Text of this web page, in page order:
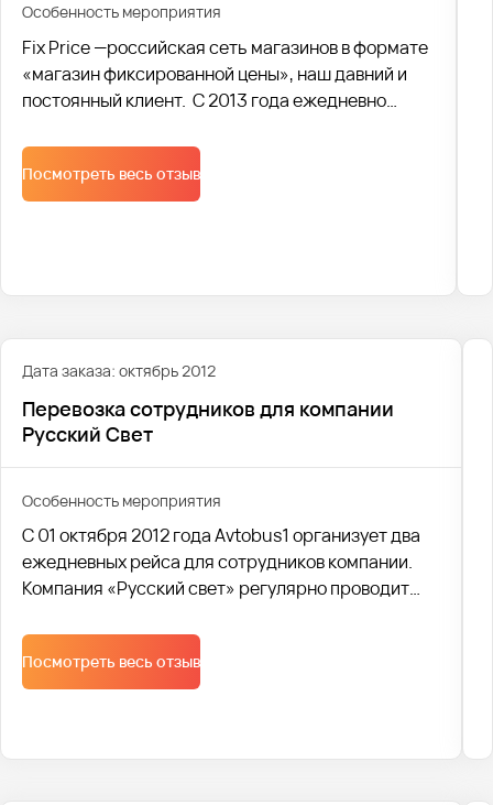
Особенность мероприятия
Fix Price —российская сеть магазинов в формате
«магазин фиксированной цены», наш давний и
постоянный клиент. С 2013 года ежедневно
рейсах утром и вечером, а также один дневной
рейс.
Посмотреть весь отзыв
Дата заказа: октябрь 2012
Перевозка сотрудников для компании
Русский Свет
Особенность мероприятия
С 01 октября 2012 года Avtobus1 организует два
ежедневных рейса для сотрудников компании.
Компания «Русский свет» регулярно проводит
доставки сотрудников, мы под ключ организуем
транспортное обслуживание мероприятий и
выставок.
Посмотреть весь отзыв